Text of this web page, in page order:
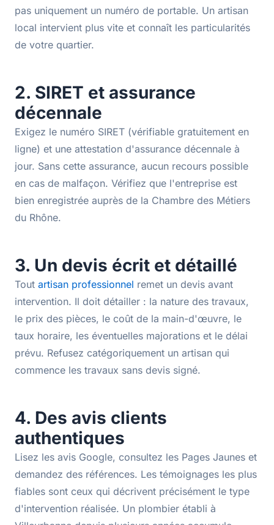
pas uniquement un numéro de portable. Un artisan
local intervient plus vite et connaît les particularités
de votre quartier.
2. SIRET et assurance
décennale
Exigez le numéro SIRET (vérifiable gratuitement en
ligne) et une attestation d'assurance décennale à
jour. Sans cette assurance, aucun recours possible
en cas de malfaçon. Vérifiez que l'entreprise est
bien enregistrée auprès de la Chambre des Métiers
du Rhône.
3. Un devis écrit et détaillé
Tout artisan professionnel remet un devis avant
intervention. Il doit détailler : la nature des travaux,
le prix des pièces, le coût de la main-d'œuvre, le
taux horaire, les éventuelles majorations et le délai
prévu. Refusez catégoriquement un artisan qui
commence les travaux sans devis signé.
4. Des avis clients
authentiques
Lisez les avis Google, consultez les Pages Jaunes et
demandez des références. Les témoignages les plus
fiables sont ceux qui décrivent précisément le type
d'intervention réalisée. Un plombier établi à